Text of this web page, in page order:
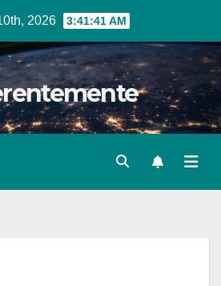
2026 3:41:42 AM